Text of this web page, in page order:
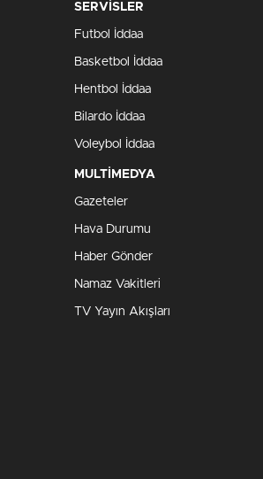
SERVİSLER
Futbol İddaa
Basketbol İddaa
Hentbol İddaa
Bilardo İddaa
Voleybol İddaa
MULTİMEDYA
Gazeteler
Hava Durumu
Haber Gönder
Namaz Vakitleri
TV Yayın Akışları